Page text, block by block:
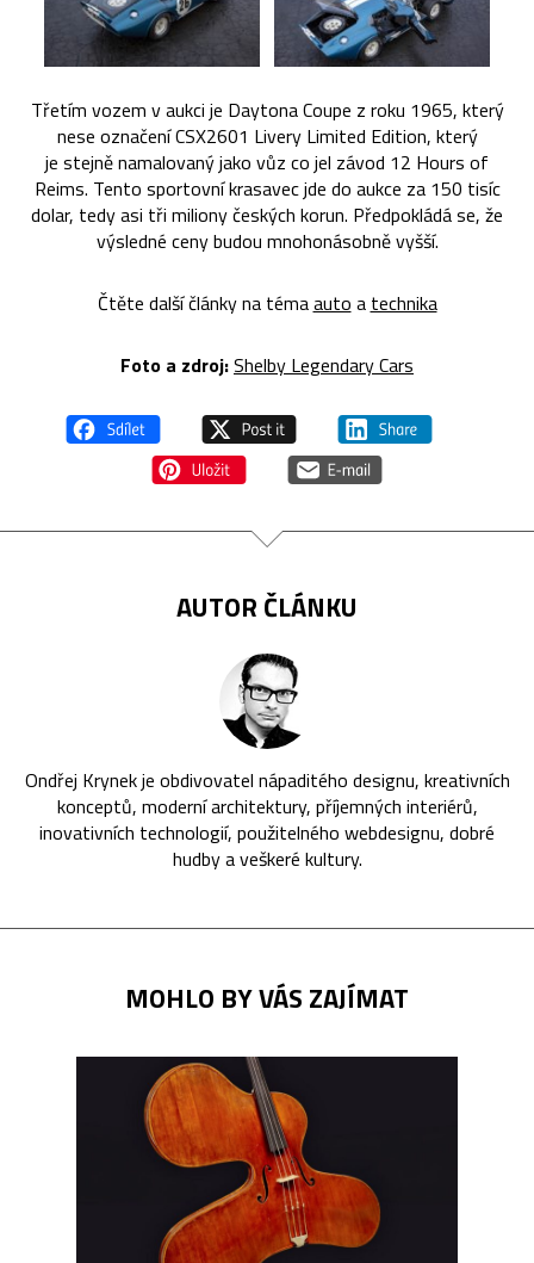
Třetím vozem v aukci je Daytona Coupe z roku 1965, který
nese označení CSX2601 Livery Limited Edition, který
je stejně namalovaný jako vůz co jel závod 12 Hours of
Reims. Tento sportovní krasavec jde do aukce za 150 tisíc
dolar, tedy asi tři miliony českých korun. Předpokládá se, že
výsledné ceny budou mnohonásobně vyšší.
Čtěte další články na témaauto a technika
Foto a zdroj:Shelby Legendary Cars
AUTOR ČLÁNKU
Ondřej Krynek je obdivovatel nápaditého designu, kreativních
konceptů, moderní architektury, příjemných interiérů,
inovativních technologií, použitelného webdesignu, dobré
hudby a veškeré kultury.
MOHLO BY VÁS ZAJÍMAT